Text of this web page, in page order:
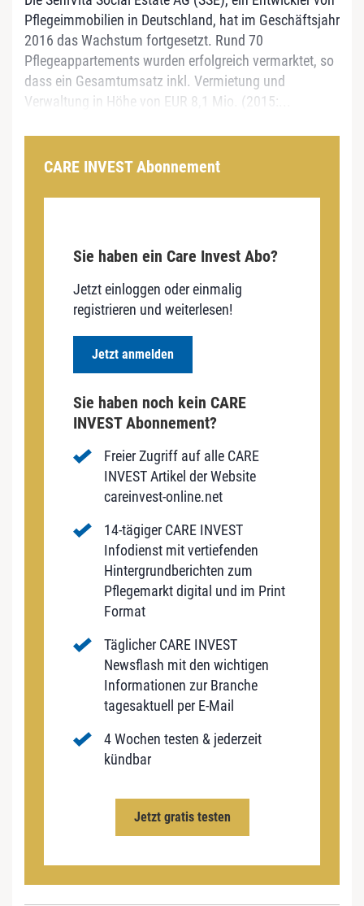
Pflegeimmobilien in Deutschland, hat im Geschäftsjahr
2016 das Wachstum fortgesetzt. Rund 70
Pflegeappartements wurden erfolgreich vermarktet, so
dass ein Gesamtumsatz inkl. Vermietung und
Verwaltung in Höhe von EUR 8,1 Mio. (2015:...
CARE INVEST Abonnement
Sie haben ein Care Invest Abo?
Jetzt einloggen oder einmalig
registrieren und weiterlesen!
Jetzt anmelden
Sie haben noch kein CARE
INVEST Abonnement?
Freier Zugriff auf alle CARE
INVEST Artikel der Website
careinvest-online.net
14-tägiger CARE INVEST
Infodienst mit vertiefenden
Hintergrundberichten zum
Pflegemarkt digital und im Print
Format
Täglicher CARE INVEST
Newsflash mit den wichtigen
Informationen zur Branche
tagesaktuell per E-Mail
4 Wochen testen & jederzeit
kündbar
Jetzt gratis testen